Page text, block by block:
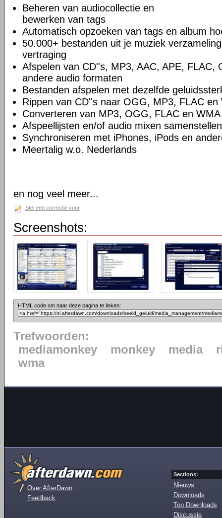
Beheren van audiocollectie en
bewerken van tags
Automatisch opzoeken van tags en album
50.000+ bestanden uit je muziek
vertraging
Afspelen van CD''s, MP3, AAC, APE, FLAC,
andere audio formaten
Bestanden afspelen met dezelfde
Rippen van CD''s naar OGG, MP3, FLAC en
Converteren van MP3, OGG, FLAC en WMA
Afspeellijsten en/of audio mixen samenstellen
Synchroniseren met iPhones, iPods en
Meertalig w.o. Nederlands
en nog veel meer...
Stel een correctie voor
Screenshots:
HTML code om naar deze pagina te linken:
Trefwoorden:
mediamonkey
monkey media
wma
Over AfterDawn
Feedback
Sections:
Nieuws
Downloads
Top Downloads
Discussie